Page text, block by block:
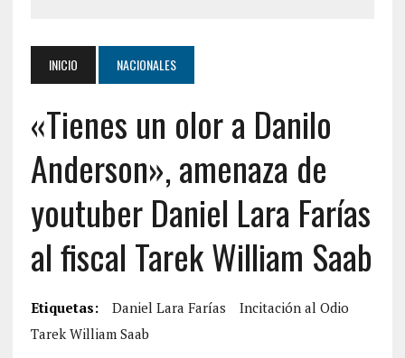
INICIO NACIONALES
«Tienes un olor a Danilo
Anderson», amenaza de
youtuber Daniel Lara Farías
al fiscal Tarek William Saab
Etiquetas: Daniel Lara Farías
Incitación al Odio
Tarek William Saab